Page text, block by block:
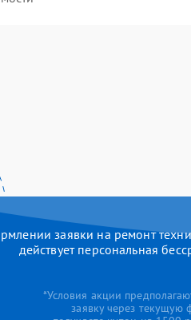
заявки на ремонт
действует персональная
*Условия акции
заявку через текущую